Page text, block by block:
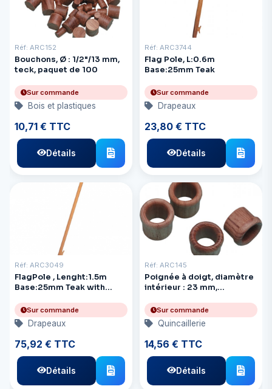
Réf: ARC152
Bouchons, Ø : 1/2"/13 mm,
teck, paquet de 100
Sur commande
Bois et plastiques
10,71 € TTC
Détails
Réf: ARC3744
Flag Pole, L:0.6m
Base:25mm Teak
Sur commande
Drapeaux
23,80 € TTC
Détails
Réf: ARC3049
FlagPole , Lenght:1.5m
Base:25mm Teak with
Sur commande
Drapeaux
75,92 € TTC
Détails
Réf: ARC145
Poignée à doigt, diamètre
intérieur : 23 mm,
33 mm, épaisseur : 18 mm,
teck
Sur commande
Quincaillerie
14,56 € TTC
Détails